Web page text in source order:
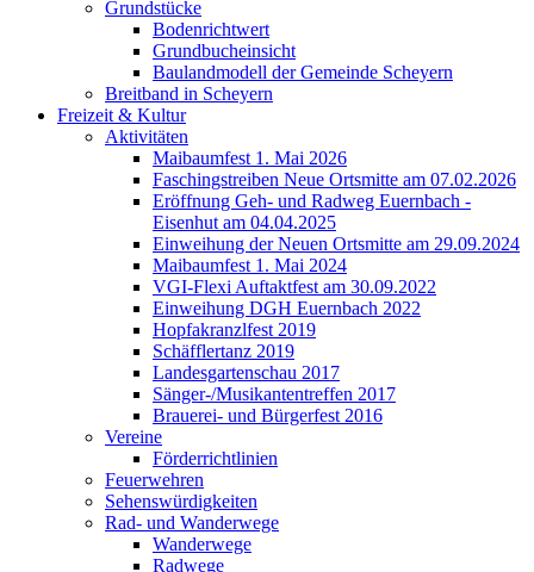
Grundstücke
Bodenrichtwert
Grundbucheinsicht
Baulandmodell der Gemeinde Scheyern
Breitband in Scheyern
Freizeit & Kultur
Aktivitäten
Maibaumfest 1. Mai 2026
Faschingstreiben Neue Ortsmitte am 07.02.2026
Eröffnung Geh- und Radweg Euernbach -
Eisenhut am 04.04.2025
Einweihung der Neuen Ortsmitte am 29.09.2024
Maibaumfest 1. Mai 2024
VGI-Flexi Auftaktfest am 30.09.2022
Einweihung DGH Euernbach 2022
Hopfakranzlfest 2019
Schäfflertanz 2019
Landesgartenschau 2017
Sänger-/Musikantentreffen 2017
Brauerei- und Bürgerfest 2016
Vereine
Förderrichtlinien
Feuerwehren
Sehenswürdigkeiten
Rad- und Wanderwege
Wanderwege
Radwege